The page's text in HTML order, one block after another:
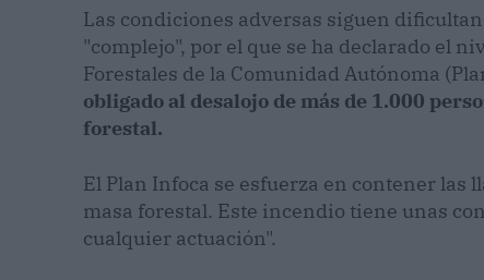
Las condiciones adversas siguen
"complejo", por el que se ha declarado el
Forestales de la Comunidad Autónoma
obligado al desalojo de más de 1.000
forestal.
El Plan Infoca se esfuerza en contener
masa forestal. Este incendio tiene unas
cualquier actuación".